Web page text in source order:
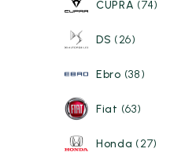
CUPRA (74)
DS (26)
Ebro (38)
Fiat (63)
Honda (27)